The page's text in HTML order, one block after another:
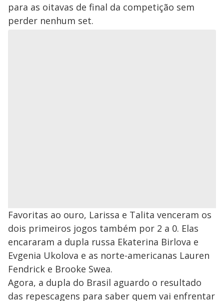
para as oitavas de final da competição sem
perder nenhum set.
Favoritas ao ouro, Larissa e Talita venceram os
dois primeiros jogos também por 2 a 0. Elas
encararam a dupla russa Ekaterina Birlova e
Evgenia Ukolova e as norte-americanas Lauren
Fendrick e Brooke Swea.
Agora, a dupla do Brasil aguardo o resultado
das repescagens para saber quem vai enfrentar